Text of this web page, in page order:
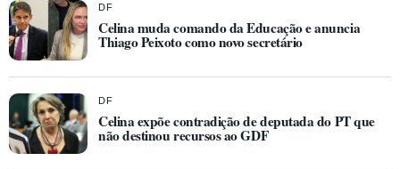
DF
Celina muda comando da Educação e anuncia
Thiago Peixoto como novo secretário
DF
Celina expõe contradição de deputada do PT que
não destinou recursos ao GDF